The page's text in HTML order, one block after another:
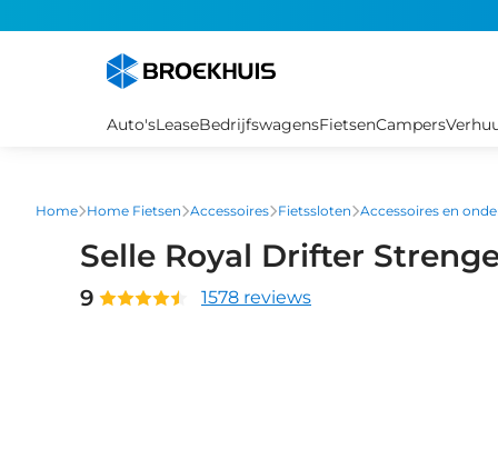
Auto'sLeaseBedrijfswagensFietsenCampers
Home Home Fietsen Accessoires Fietssloten Accessoires en
Selle Royal Drifter
9 1578 reviews